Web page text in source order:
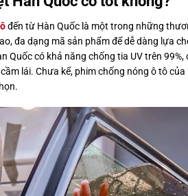
đến từ Hàn Quốc là một trong những
đa dạng mã sản phẩm để dễ dàng lựa
Quốc có khả năng chống tia UV trên
lái. Chưa kể, phim chống nóng ô tô